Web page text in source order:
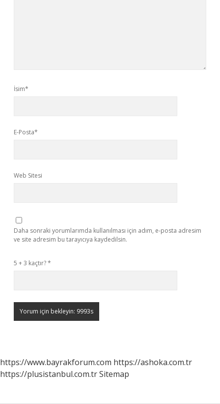
İsim*
E-Posta*
Web Sitesi
Daha sonraki yorumlarımda kullanılması için adım, e-posta adresim
ve site adresim bu tarayıcıya kaydedilsin.
5 + 3 kaçtır?*
https://www.bayrakforum.com https://ashoka.com.tr
https://plusistanbul.com.trSitemap